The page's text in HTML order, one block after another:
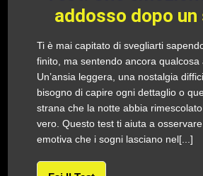
addosso dopo un
Ti è mai capitato di svegliarti
finito, ma sentendo ancora qualcosa
Un’ansia leggera, una nostalgia
bisogno di capire ogni dettaglio o
strana che la notte abbia
vero. Questo test ti aiuta a osservare
emotiva che i sogni lasciano nel[...]